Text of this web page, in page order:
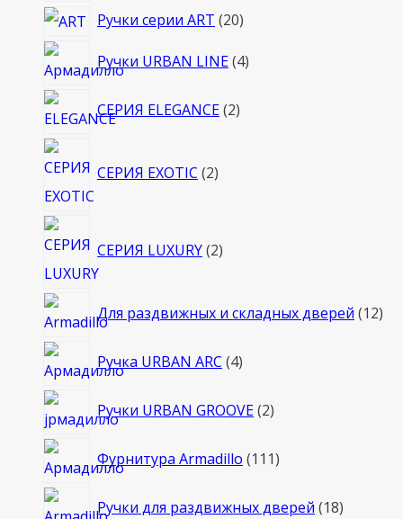
Ручки серии ART 2020
Ручки URBAN LINE 44
СЕРИЯ ELEGANCE 22
СЕРИЯ EXOTIC 2товара
СЕРИЯ LUXURY 2товара
Для раздвижных и складных дверей 1212
Ручка URBAN ARC 44
Ручки URBAN GROOVE 22
Фурнитура Armadillo 111111
Ручки для раздвижных дверей 1818